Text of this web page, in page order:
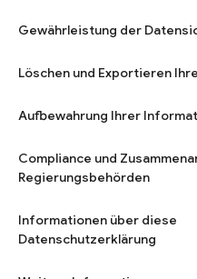
Gewährleistung der
Löschen und Exportieren
Aufbewahrung Ihrer
Compliance und
Regierungsbehörden
Informationen über diese
Datenschutzerklärung